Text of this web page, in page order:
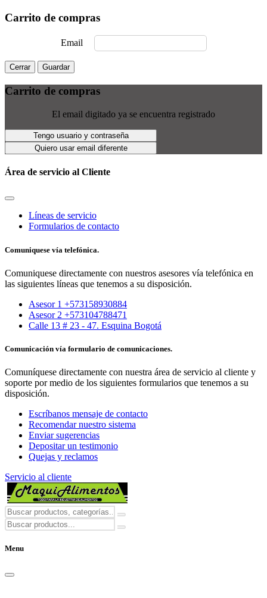
Carrito de compras
Email
Cerrar Guardar
Carrito de compras
El email digitado ya se encuentra registrado
Tengo usuario y contraseña
Quiero usar email diferente
Área de servicio al Cliente
Líneas de servicio
Formularios de contacto
Comuniquese vía telefónica.
Comuniquese directamente con nuestros asesores vía telefónica en
las siguientes líneas que tenemos a su disposición.
Asesor 1 +573158930884
Asesor 2 +573104788471
Calle 13 # 23 - 47. Esquina Bogotá
Comunicación vía formulario de comunicaciones.
Comuníquese directamente con nuestra área de servicio al cliente y
soporte por medio de los siguientes formularios que tenemos a su
disposición.
Escríbanos mensaje de contacto
Recomendar nuestro sistema
Enviar sugerencias
Depositar un testimonio
Quejas y reclamos
Servicio al cliente
Menu